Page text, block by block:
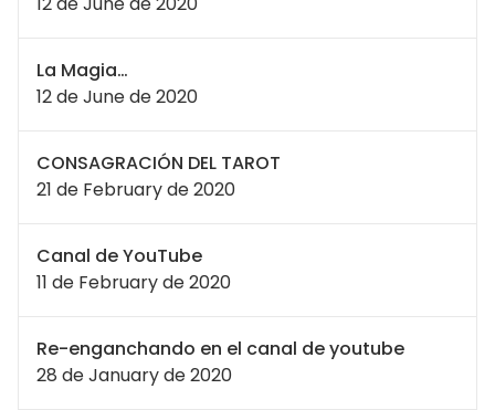
La Magia…
12 de June de 2020
CONSAGRACIÓN DEL TAROT
21 de February de 2020
Canal de YouTube
11 de February de 2020
Re-enganchando en el canal de youtube
28 de January de 2020